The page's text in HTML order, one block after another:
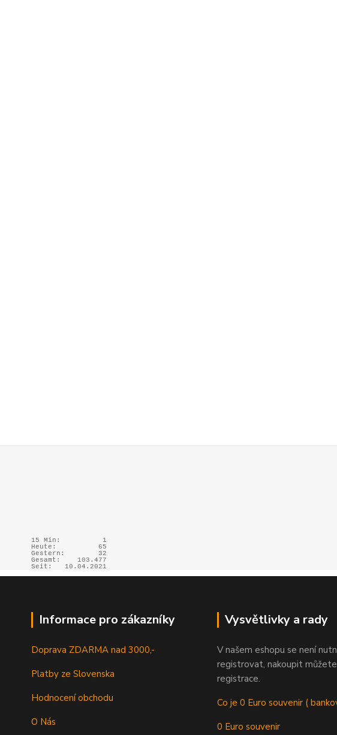
15 Min:
1
Heute:
65
Gestern:
32
Gesamt:
103.477
Seit:
10.04.2021
Informace pro zákazníky
Doprava ZDARMA nad 3000,-
Platby ze Slovenska
Hodnocení obchodu
O Nás
Vysvětlivky a rady
V našem eshopu se není
registrovat, nakoupit
registrace.
Co je 0 Euro souvenir (
0 Euro souvenir